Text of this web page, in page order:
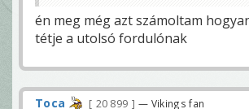
én meg még azt számoltam
tétje a utolsó fordulónak
Toca 20 899 — Vikings fan